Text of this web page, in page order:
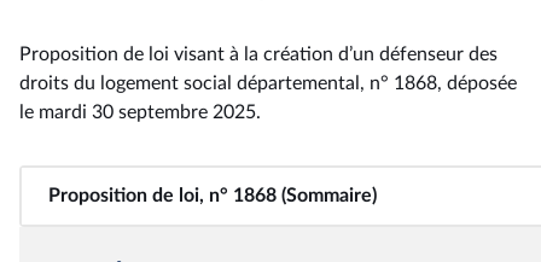
Proposition de loi visant à la création d’un défenseur des
droits du logement social départemental, n° 1868, déposée
le mardi 30 septembre 2025.
Proposition de loi, n° 1868 (Sommaire)